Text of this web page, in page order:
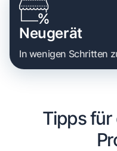
Neugerät
In wenigen Schritten
Tipps für